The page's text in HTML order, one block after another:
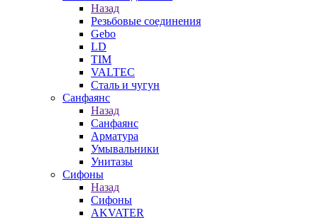
Назад
Резьбовые соединения
Gebo
LD
TIM
VALTEC
Сталь и чугун
Санфаянс
Назад
Санфаянс
Арматура
Умывальники
Унитазы
Сифоны
Назад
Сифоны
AKVATER